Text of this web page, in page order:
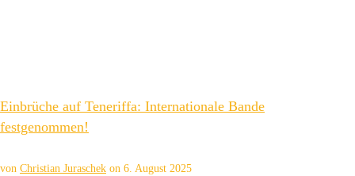
Einbrüche auf Teneriffa: Internationale Bande
festgenommen!
von Christian Juraschek on 6. August 2025